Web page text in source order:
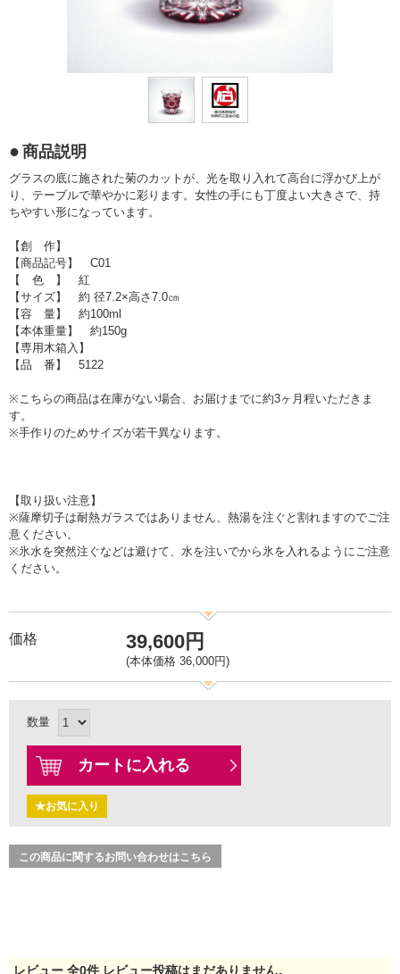
商品説明
グラスの底に施された菊のカットが、光を取り入れて高台に浮かび上が
り、テーブルで華やかに彩ります。女性の手にも丁度よい大きさで、持
ちやすい形になっています。
【創 作】
【商品記号】 C01
【 色 】 紅
【サイズ】 約 径7.2×高さ7.0㎝
【容 量】 約100ml
【本体重量】 約150g
【専用木箱入】
【品 番】 5122
※こちらの商品は在庫がない場合、お届けまでに約3ヶ月程いただきま
す。
※手作りのためサイズが若干異なります。
【取り扱い注意】
※薩摩切子は耐熱ガラスではありません、熱湯を注ぐと割れますのでご注
意ください。
※氷水を突然注ぐなどは避けて、水を注いでから氷を入れるようにご注意
ください。
価格 39,600円
(本体価格 36,000円)
数量
カートに入れる
★お気に入り
この商品に関するお問い合わせはこちら
レビュー 全0件 レビュー投稿はまだありません。